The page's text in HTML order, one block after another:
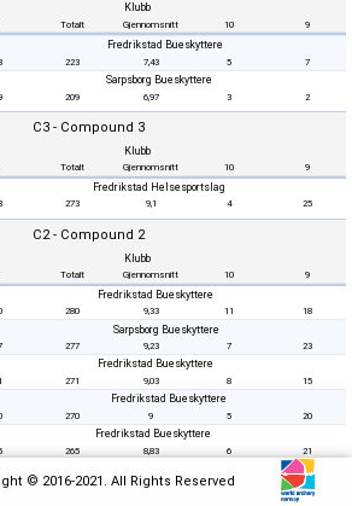
Klubb
Totalt Gjennomsnitt 10 9
Fredrikstad Bueskyttere
223 7,43 5 7
Sarpsborg Bueskyttere
209 6,97 3 2
C3 - Compound 3
Klubb
Totalt Gjennomsnitt 10 9
Fredrikstad Helsesportslag
273 9,1 4 25
C2 - Compound 2
Klubb
Totalt Gjennomsnitt 10 9
Fredrikstad Bueskyttere
280 9,33 11 18
Sarpsborg Bueskyttere
277 9,23 7 23
Fredrikstad Bueskyttere
271 9,03 8 15
Fredrikstad Bueskyttere
270 9 5 20
Fredrikstad Bueskyttere
265 8,83 6 21
B1 - Barebow 1
© 2016-2021. All Rights Reserved